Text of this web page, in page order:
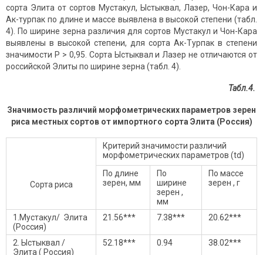
сорта Элита от сортов Мустакул, Ыстыквал, Лазер, Чон-Кара и
Ак-турпак по длине и массе выявлена в высокой степени (табл.
4). По ширине зерна различия для сортов Мустакул и Чон-Кара
выявлены в высокой степени, для сорта Ак-Турпак в степени
значимости P > 0,95. Сорта Ыстыквал и Лазер не отличаются от
российской Элиты по ширине зерна (табл. 4).
Табл.4.
Значимость различий морфометрических параметров зерен
риса местных сортов от импортного сорта Элита (Россия)
Сорта риса
Критерий значимости различий
морфометрических параметров (td)
По длине
зерен, мм
По
ширине
зерен ,
мм
По массе
зерен , г
1.Мустакул/ Элита
(Россия)
21.56*** 7.38*** 20.62***
2. Ыстыквал /
Элита ( Россия)
52.18*** 0.94 38.02***